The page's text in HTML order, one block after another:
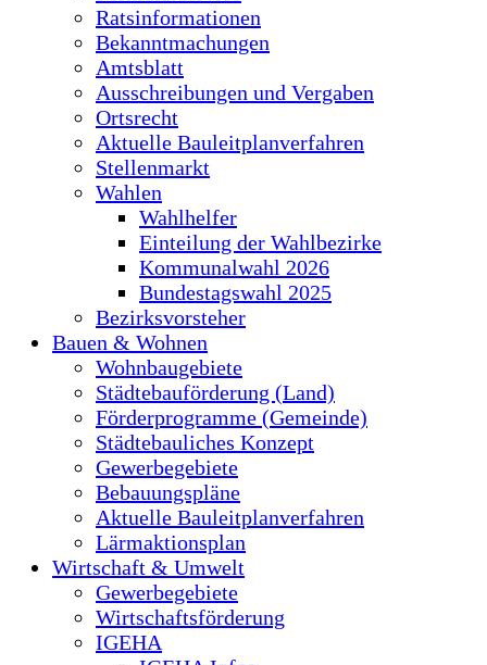
Ratsinformationen
Bekanntmachungen
Amtsblatt
Ausschreibungen und Vergaben
Ortsrecht
Aktuelle Bauleitplanverfahren
Stellenmarkt
Wahlen
Wahlhelfer
Einteilung der Wahlbezirke
Kommunalwahl 2026
Bundestagswahl 2025
Bezirksvorsteher
Bauen & Wohnen
Wohnbaugebiete
Städtebauförderung (Land)
Förderprogramme (Gemeinde)
Städtebauliches Konzept
Gewerbegebiete
Bebauungspläne
Aktuelle Bauleitplanverfahren
Lärmaktionsplan
Wirtschaft & Umwelt
Gewerbegebiete
Wirtschaftsförderung
IGEHA